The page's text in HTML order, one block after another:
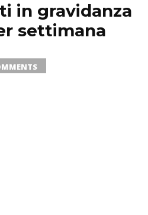
in gravidanza
settimana